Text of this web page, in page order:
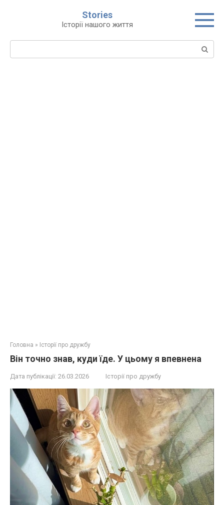
Stories
Історії нашого життя
Пошук:
Головна » Історії про дружбу
Він точно знав, куди їде. У цьому я впевнена
Дата публікації: 26.03.2026 Історії про дружбу